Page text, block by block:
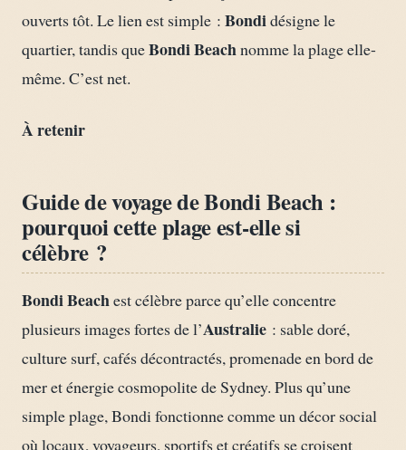
ouverts tôt. Le lien est simple : Bondidésigne le
quartier, tandis queBondi Beachnomme la plage elle-
même. C’est net.
À retenir
Guide de voyage de Bondi Beach :
pourquoi cette plage est-elle si
célèbre ?
Bondi Beachest célèbre parce qu’elle concentre
plusieurs images fortes de l’Australie : sable doré,
culture surf, cafés décontractés, promenade en bord de
mer et énergie cosmopolite de Sydney. Plus qu’une
simple plage, Bondi fonctionne comme un décor social
où locaux, voyageurs, sportifs et créatifs se croisent